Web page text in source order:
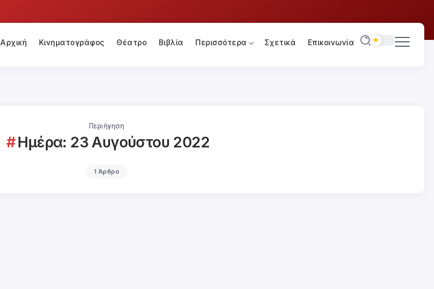
Αρχική Κινηματογράφος Θέατρο Βιβλία Περισσότερα Σχετικά Επικοινωνία
Περιήγηση
Ημέρα: 23 Αυγούστου 2022
1 Άρθρο